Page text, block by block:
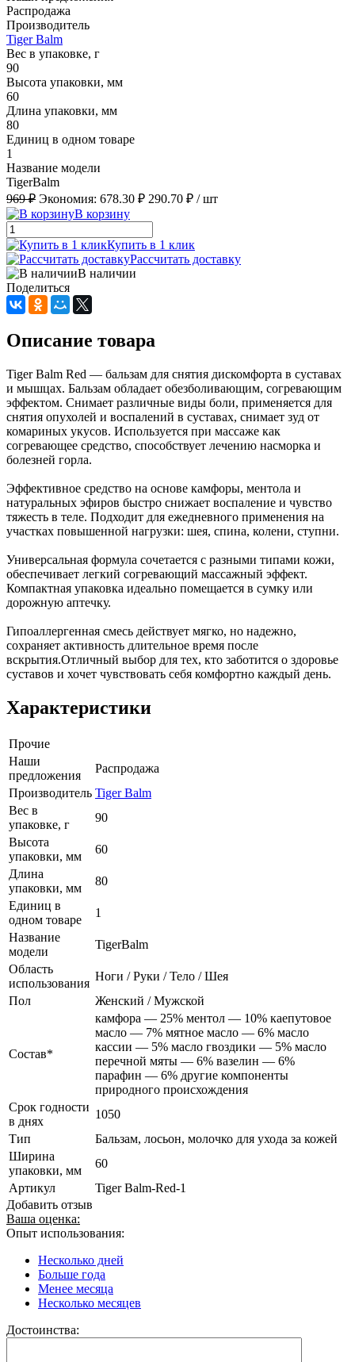
Распродажа
Производитель
Tiger Balm
Вес в упаковке, г
90
Высота упаковки, мм
60
Длина упаковки, мм
80
Единиц в одном товаре
1
Название модели
TigerBalm
969 ₽ Экономия: 678.30 ₽ 290.70 ₽ / шт
В корзину
Купить в 1 клик
Рассчитать доставку
В наличии
Поделиться
Описание товара
Tiger Balm Red — бальзам для снятия дискомфорта в суставах
и мышцах. Бальзам обладает обезболивающим, согревающим
эффектом. Снимает различные виды боли, применяется для
снятия опухолей и воспалений в суставах, снимает зуд от
комариных укусов. Используется при массаже как
согревающее средство, способствует лечению насморка и
болезней горла.
Эффективное средство на основе камфоры, ментола и
натуральных эфиров быстро снижает воспаление и чувство
тяжесть в теле. Подходит для ежедневного применения на
участках повышенной нагрузки: шея, спина, колени, ступни.
Универсальная формула сочетается с разными типами кожи,
обеспечивает легкий согревающий массажный эффект.
Компактная упаковка идеально помещается в сумку или
дорожную аптечку.
Гипоаллергенная смесь действует мягко, но надежно,
сохраняет активность длительное время после
вскрытия.Отличный выбор для тех, кто заботится о здоровье
суставов и хочет чувствовать себя комфортно каждый день.
Характеристики
Прочие
Наши
предложения
Распродажа
Производитель Tiger Balm
Вес в
упаковке, г
90
Высота
упаковки, мм
60
Длина
упаковки, мм
80
Единиц в
одном товаре
1
Название
модели
TigerBalm
Область
использования
Ноги / Руки / Тело / Шея
Пол
Женский / Мужской
Состав*
камфора — 25% ментол — 10% каепутовое
масло — 7% мятное масло — 6% масло
кассии — 5% масло гвоздики — 5% масло
перечной мяты — 6% вазелин — 6%
парафин — 6% другие компоненты
природного происхождения
Срок годности
в днях
1050
Тип
Бальзам, лосьон, молочко для ухода за кожей
Ширина
упаковки, мм
60
Артикул
Tiger Balm-Red-1
Добавить отзыв
Ваша оценка:
Опыт использования:
Несколько дней
Больше года
Менее месяца
Несколько месяцев
Достоинства: